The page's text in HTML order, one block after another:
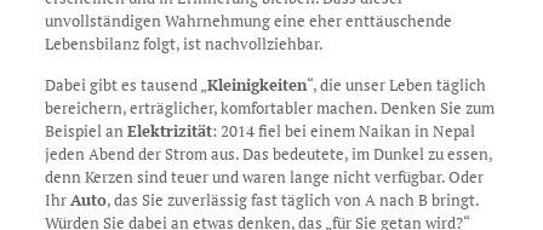
unvollständigen Wahrnehmung eine eher enttäuschende
Lebensbilanz folgt, ist nachvollziehbar.
Dabei gibt es tausend „Kleinigkeiten“, die unser Leben täglich
bereichern, erträglicher, komfortabler machen. Denken Sie zum
Beispiel anElektrizität: 2014 fiel bei einem Naikan in Nepal
jeden Abend der Strom aus. Das bedeutete, im Dunkel zu essen,
denn Kerzen sind teuer und waren lange nicht verfügbar. Oder
IhrAuto, das Sie zuverlässig fast täglich von A nach B bringt.
Würden Sie dabei an etwas denken, das „für Sie getan wird?“